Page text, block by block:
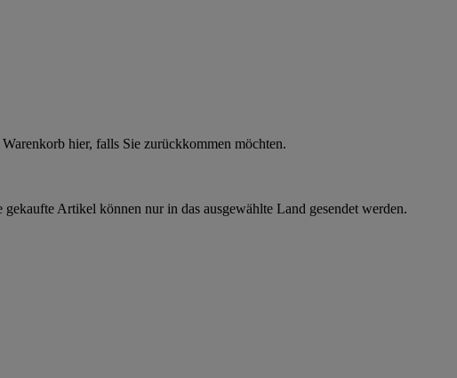
hier, falls Sie zurückkommen möchten.
Artikel können nur in das ausgewählte Land gesendet werden.